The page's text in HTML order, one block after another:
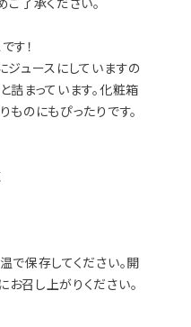
ご了承ください。
す！
ジュースにしていますの
詰まっています。化粧箱
ものにもぴったりです。
で保存してください。開
召し上がりください。